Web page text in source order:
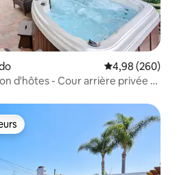
Évaluation
4,98 (260)
d'hôtes - Cour arrière privée -
les plus appréciés